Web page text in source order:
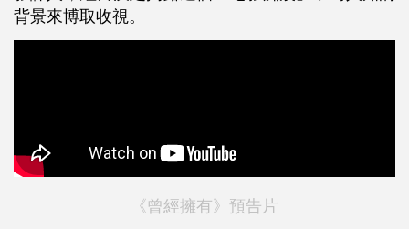
背景來博取收視。
《曾經擁有》預告片